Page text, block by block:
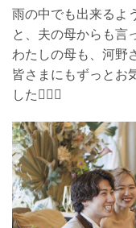
雨の中でも出来るよ
と、夫の母からも言
わたしの母も、河野
皆さまにもずっとお
した🙇🏼‍♀️